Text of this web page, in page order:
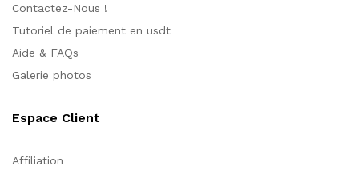
Contactez-Nous !
Tutoriel de paiement en usdt
Aide & FAQs
Galerie photos
Espace Client
Affiliation